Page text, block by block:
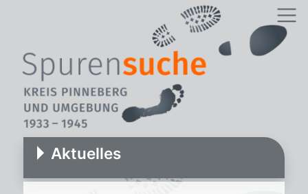
Aktuelles